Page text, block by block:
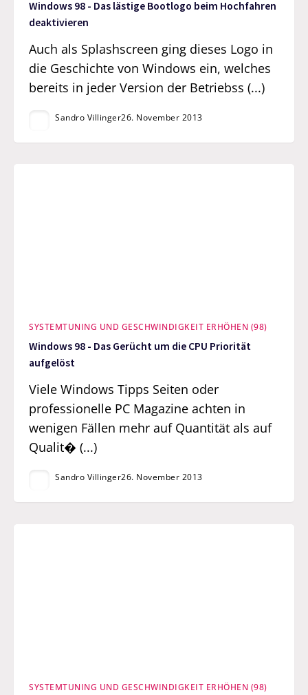
Windows 98 - Das lästige Bootlogo beim Hochfahren
deaktivieren
Auch als Splashscreen ging dieses Logo in
die Geschichte von Windows ein, welches
bereits in jeder Version der Betriebss (...)
Sandro Villinger26. November 2013
SYSTEMTUNING UND GESCHWINDIGKEIT ERHÖHEN (98)
Windows 98 - Das Gerücht um die CPU Priorität
aufgelöst
Viele Windows Tipps Seiten oder
professionelle PC Magazine achten in
wenigen Fällen mehr auf Quantität als auf
Qualit� (...)
Sandro Villinger26. November 2013
SYSTEMTUNING UND GESCHWINDIGKEIT ERHÖHEN (98)